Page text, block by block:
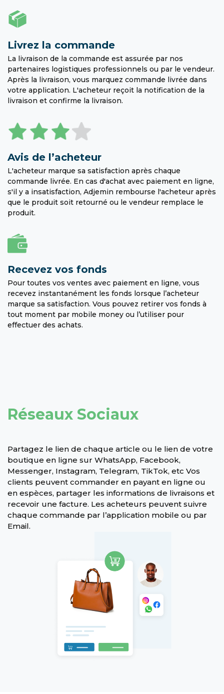
Livrez la commande
La livraison de la commande est assurée par nos
partenaires logistiques professionnels ou par le vendeur.
Après la livraison, vous marquez commande livrée dans
votre application. L'acheteur reçoit la notification de la
livraison et confirme la livraison.
Avis de l’acheteur
L'acheteur marque sa satisfaction après chaque
commande livrée. En cas d'achat avec paiement en ligne,
s'il y a insatisfaction, Adjemin rembourse l'acheteur après
que le produit soit retourné ou le vendeur remplace le
produit.
Recevez vos fonds
Pour toutes vos ventes avec paiement en ligne, vous
recevez instantanément les fonds lorsque l’acheteur
marque sa satisfaction. Vous pouvez retirer vos fonds à
tout moment par mobile money ou l’utiliser pour
effectuer des achats.
Réseaux Sociaux
Partagez le lien de chaque article ou le lien de votre
boutique en ligne sur WhatsApp, Facebook,
Messenger, Instagram, Telegram, TikTok, etc Vos
clients peuvent commander en payant en ligne ou
en espèces, partager les informations de livraisons et
recevoir une facture. Les acheteurs peuvent suivre
chaque commande par l’application mobile ou par
Email.